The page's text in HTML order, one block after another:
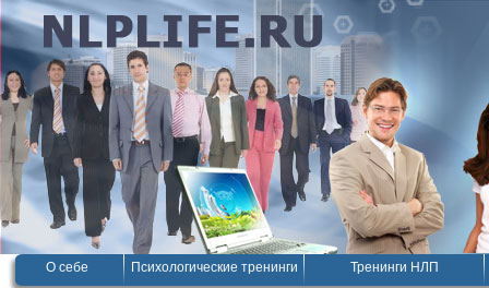
О себе Психологические тренинги Тренинги НЛП